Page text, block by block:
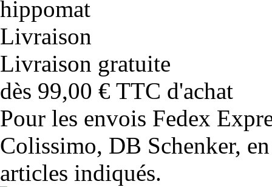
Livraison gratuite
dès 99,00 € TTC d'achat
Pour les envois Fedex
Colissimo, DB Schenker,
articles indiqués.